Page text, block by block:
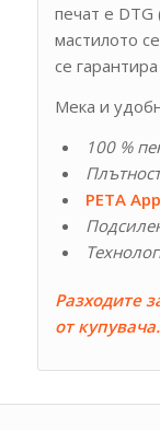
печат е
мастилото
се
Мека и
100 %
PETA
Разходите
от купувача.